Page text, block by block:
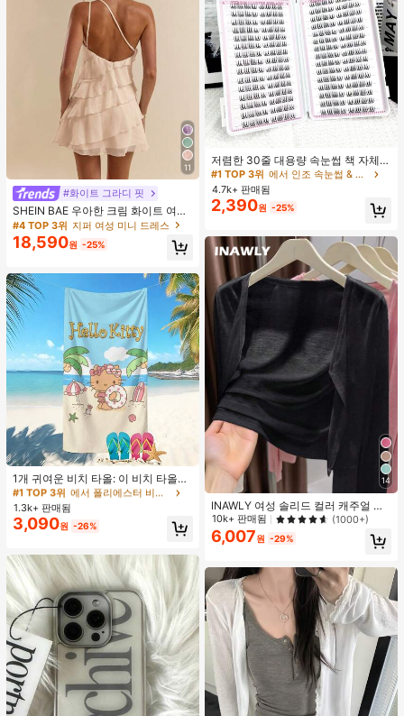
11
#화이트 그라디 핏
SHEIN BAE 우아한 크림 화이트 여름
레이어드 연꽃잎 케이크 미니 드레스,
솔리드 컬러 살구색 휴가 해변 휴가 생
일 파티 밤 외출 칵테일 의류
#4 TOP 3위 지퍼 여성 미니 드레스
18,590원 -25%
1개 귀여운 비치 타올: 이 비치 타올은
귀여운 카툰 패턴 디자인이 특징이며,
초극세사로 제작되어 부드럽고 내구
성이 뛰어나며 빠르게 건조됩니다. 해
변, 수영장 또는 레저 센터에서 사용하
차단 기능이 있으며, 가볍고 편안하여
서핑, 수영 및 요가 활동에 이상적인
선택입니다.
#1 TOP 3위
에서 폴리에스터 비치 타월
거의 매진!
#1 TOP 3위
에서 폴리에스터 비치 타월
거의 매진!
#1 TOP 3위
에서 폴리에스터 비치 타월
거의 매진!
#1 TOP 3위
1.3k+ 판매됨
3,090원 -26%
저렴한 30줄 대용량 속눈썹 책 자체
접착 속눈썹 C컬 속눈썹 만화 속눈썹
고양이 눈 속눈썹 요정 속눈썹 재사용
가능한 접착제 없는 속눈썹 매일 착용
속눈썹
#1 TOP 3위
거의 매진!
#1 TOP 3위
에서 인조 속눈썹 & 접착제
거의 매진!
#1 TOP 3위
에서 인조 속눈썹 & 접착제
거의 매진!
#1 TOP 3위
4.7k+ 판매됨
2,390원 -25%
14
INAWLY 여성 솔리드 컬러 캐주얼 얇
은 가디건, 봄/여름
10k+ 판매됨 (1000+)
6,007원 -29%